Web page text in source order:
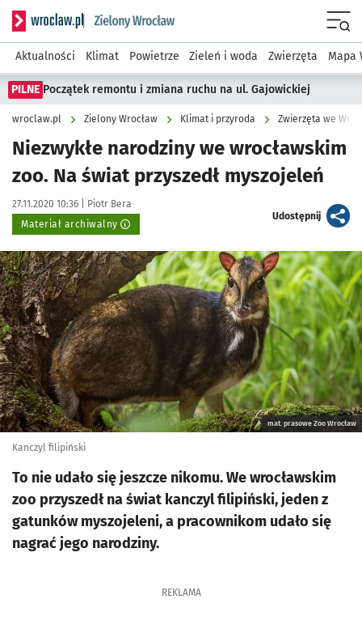
Serwis informacyjny wroclaw.pl podserwis: Środowisko we
Aktualności Klimat Powietrze Zieleń i woda Zwierzęta Mapa
PILNE Początek remontu i zmiana ruchu na ul. Gajowickiej
wroclaw.pl Zielony Wrocław Klimat i przyroda Zwierzęta we
Niezwykłe narodziny we wrocławskim
zoo. Na świat przyszedł myszojeleń
Data publikacji:
27.11.2020 10:36 | Autor:
Piotr Bera
Materiał archiwalny
Udostępnijartykuł
Kliknij, aby powiększyć
mat. prasowe Zoo Wrocław
Kanczyl filipiński
To nie udało się jeszcze nikomu. We wrocławskim
zoo przyszedł na świat kanczyl filipiński, jeden z
gatunków myszojeleni, a pracownikom udało się
nagrać jego narodziny.
REKLAMA